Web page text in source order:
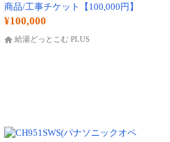
商品/工事チケット【100,000円】
¥100,000
給湯どっとこむ PLUS